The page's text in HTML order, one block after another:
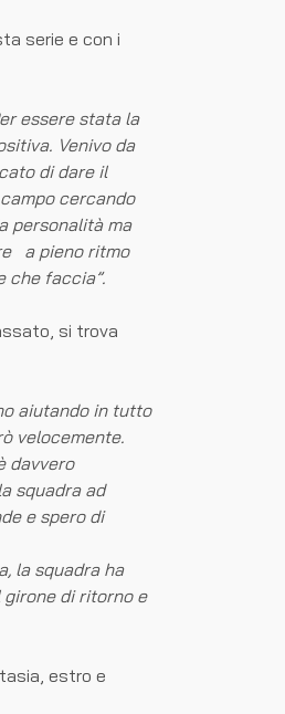
serie e con i
essere stata la
Venivo da
di dare il
cercando
personalità ma
a pieno ritmo
che faccia”.
si trova
aiutando in tutto
velocemente.
davvero
squadra ad
e spero di
la squadra ha
di ritorno e
estro e